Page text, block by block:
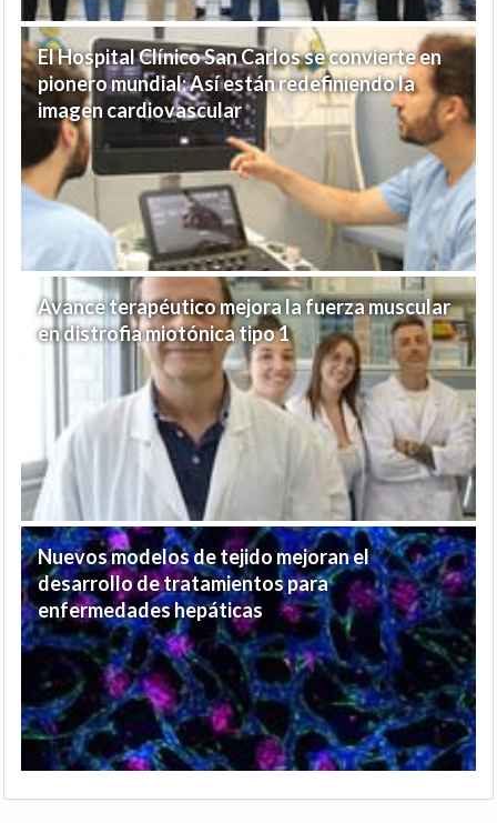
El Hospital Clínico San Carlos se convierte en
pionero mundial: Así están redefiniendo la
imagen cardiovascular
Avance terapéutico mejora la fuerza muscular
en distrofia miotónica tipo 1
Nuevos modelos de tejido mejoran el
desarrollo de tratamientos para
enfermedades hepáticas